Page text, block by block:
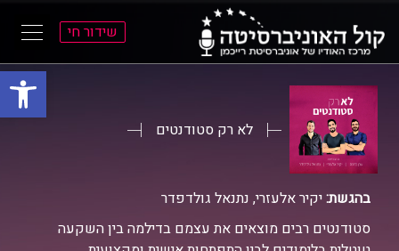
פתח
התפריט
התוכן
שידור חי
לא רק סטודנטים
בהגשת:יקיר אלעזרי, נתנאל גולדפדר
סטודנטים רבים מוצאים את עצמם בדילמה בין השקעה